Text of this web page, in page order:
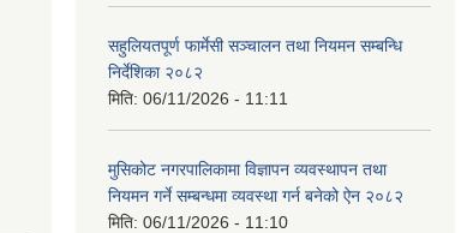
सहुलियतपूर्ण फार्मेसी सञ्चालन तथा नियमन सम्बन्धि
निर्देशिका २०८२
मिति: 06/11/2026 - 11:11
मुसिकोट नगरपालिकामा विज्ञापन व्यवस्थापन तथा
नियमन गर्ने सम्बन्धमा व्यवस्था गर्न बनेको ऐन २०८२
मिति: 06/11/2026 - 11:10